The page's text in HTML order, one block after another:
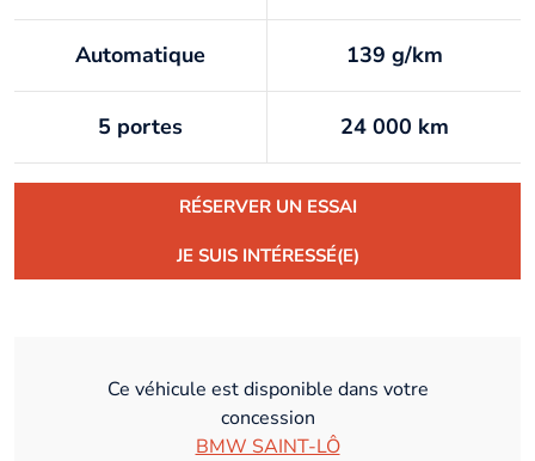
Automatique 139 g/km
5 portes 24 000 km
RÉSERVER UN ESSAI
JE SUIS INTÉRESSÉ(E)
Ce véhicule est disponible dans votre
concession
BMW SAINT-LÔ